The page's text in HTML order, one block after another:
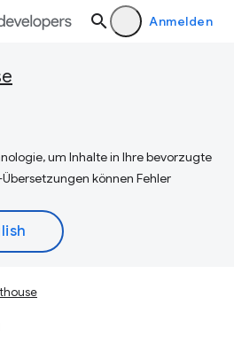
Anmelden
um Inhalte in Ihre bevorzugte
können Fehler